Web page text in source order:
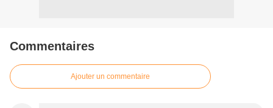
Commentaires
Ajouter un commentaire